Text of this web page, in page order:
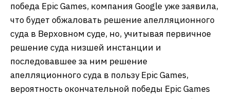
победа Epic Games, компания Google уже заявила,
что будет обжаловать решение апелляционного
суда в Верховном суде, но, учитывая первичное
решение суда низшей инстанции и
последовавшее за ним решение
апелляционного суда в пользу Epic Games,
вероятность окончательной победы Epic Games